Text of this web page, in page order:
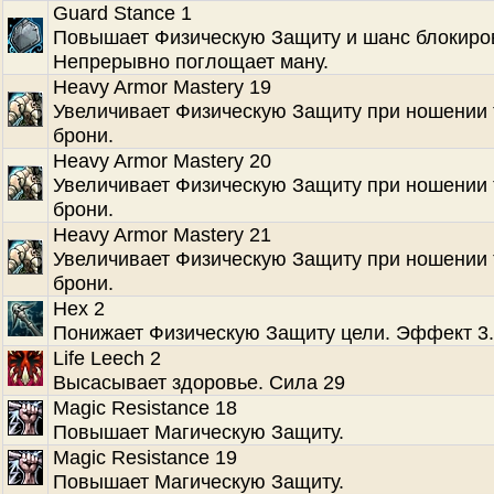
Guard Stance 1
Повышает Физическую Защиту и шанс
Непрерывно поглощает ману.
Heavy Armor Mastery 19
Увеличивает Физическую Защиту при ношении
брони.
Heavy Armor Mastery 20
Увеличивает Физическую Защиту при ношении
брони.
Heavy Armor Mastery 21
Увеличивает Физическую Защиту при ношении
брони.
Hex 2
Понижает Физическую Защиту цели. Эффект 3.
Life Leech 2
Высасывает здоровье. Сила 29
Magic Resistance 18
Повышает Магическую Защиту.
Magic Resistance 19
Повышает Магическую Защиту.